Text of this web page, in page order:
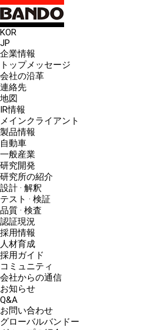
KOR
JP
企業情報
トップメッセージ
会社の沿革
連絡先
地図
IR情報
メインクライアント
製品情報
自動車
一般産業
研究開発
研究所の紹介
設計 · 解釈
テスト · 検証
品質 · 検査
認証現況
採用情報
人材育成
採用ガイド
コミュニティ
会社からの通信
お知らせ
Q&A
お問い合わせ
グローバルバンドー